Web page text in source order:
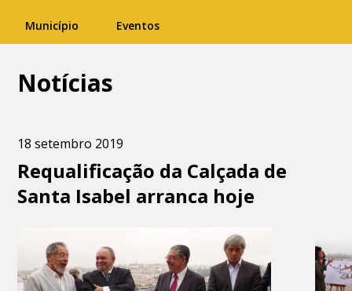
Município Eventos
Notícias
18 setembro 2019
Requalificação da Calçada de
Santa Isabel arranca hoje